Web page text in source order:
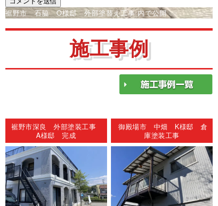
投
稿
ゲ
ン
裾野市 石脇 O様邸 外部塗替え工事 内で公開
施工事例
裾野市深良 外部塗装工事
A様邸 完成
御殿場市 中畑 K様邸 倉
庫塗装工事